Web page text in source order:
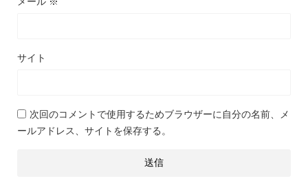
サイト
次回のコメントで使用するためブラウザーに自分の名前、メ
ールアドレス、サイトを保存する。